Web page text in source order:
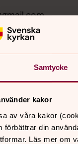
Samtycke
kakor
av våra kakor
förbättrar din
Läs mer om